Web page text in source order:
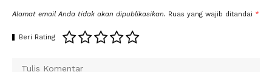
Alamat email Anda tidak akan dipublikasikan. Ruas yang wajib ditandai *
Beri Rating